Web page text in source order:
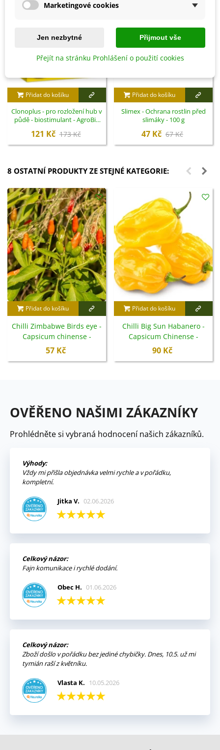
Přidat do košíku
Clonoplus - pro rozložení hub v
půdě - biostimulant - AgroBio
121 Kč 173 Kč
Přidat do košíku
Slimex - Ochrana rostlin před
slimáky - 100 g
47 Kč 67 Kč
8 OSTATNÍ PRODUKTY ZE STEJNÉ KATEGORIE:
Přidat do košíku
Chilli Zimbabwe Birds eye -
Capsicum chinense -
semena - 8 ks
57 Kč
Přidat do košíku
Chilli Big Sun Habanero -
Capsicum Chinense -
semena - 6 ks
90 Kč
OVĚŘENO NAŠIMI ZÁKAZNÍKY
Prohlédněte si vybraná hodnocení našich zákazníků.
Výhody:
Vždy mi přišla objednávka velmi rychle a v pořádku,
kompletní.
Jitka V. 02.06.2026
Celkový názor:
Fajn komunikace i rychlé dodání.
Obec H. 01.06.2026
Celkový názor:
Zboží došlo v pořádku bez jediné chybičky. Dnes, 10.5. už mi
tymián raší z květníku.
Vlasta K. 10.05.2026
Marketingové cookies
Jen nezbytné Přijmout vše
Přejít na stránku Prohlášení o použití cookies